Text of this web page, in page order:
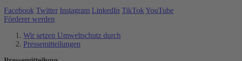
Facebook Twitter Instagram LinkedIn TikTok YouTube
Förderer werden
Wir setzen Umweltschutz durch
Pressemitteilungen